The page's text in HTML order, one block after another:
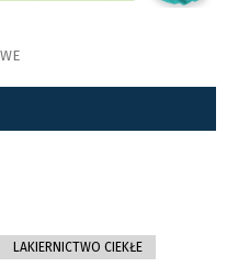
LAKIERNICTWO CIEKŁE